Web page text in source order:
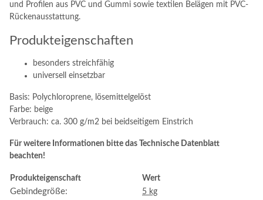
und Profilen aus PVC und Gummi sowie textilen Belägen mit PVC-
Rückenausstattung.
Produkteigenschaften
besonders streichfähig
universell einsetzbar
Basis: Polychloroprene, lösemittelgelöst
Farbe: beige
Verbrauch: ca. 300 g/m2 bei beidseitigem Einstrich
Für weitere Informationen bitte das Technische Datenblatt
beachten!
Produkteigenschaft Wert
Gebindegröße: 5 kg